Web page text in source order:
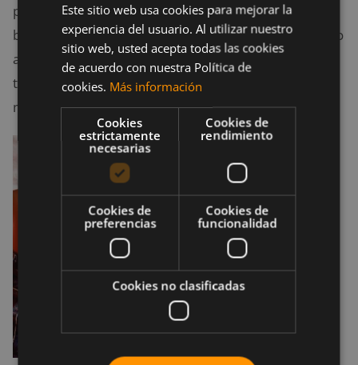
primera vez se sugiere comenzar con una dosis más
baja para evaluar la tolerancia. También se sugiere no
acompañarlo con otros estimulantes al mismo
tiempo en caso de no estar acostumbrado a los
mismos.
Este sitio web usa cookies para mejorar la
experiencia del usuario. Al utilizar nuestro
sitio web, usted acepta todas las cookies
de acuerdo con nuestra Política de
cookies. Más información
Cookies
estrictamente
necesarias
Cookies de
rendimiento
Cookies de
preferencias
Cookies de
funcionalidad
Cookies no clasificadas